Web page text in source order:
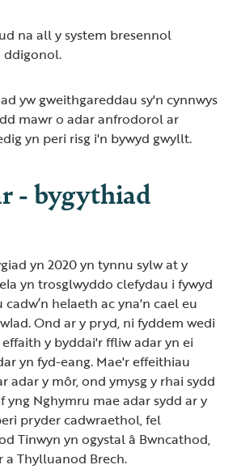
na all y system bresennol
ddigonol.
yw gweithgareddau sy'n cynnwys
mawr o adar anfrodorol ar
yn peri risg i'n bywyd gwyllt.
- bygythiad
yn 2020 yn tynnu sylw at y
yn trosglwyddo clefydau i fywyd
helaeth ac yna'n cael eu
Ond ar y pryd, ni fyddem wedi
y byddai'r ffliw adar yn ei
yn fyd-eang. Mae'r effeithiau
adar y môr, ond ymysg y rhai sydd
yng Nghymru mae adar sydd ar y
pryder cadwraethol, fel
Tinwyn yn ogystal â Bwncathod,
a Thylluanod Brech.